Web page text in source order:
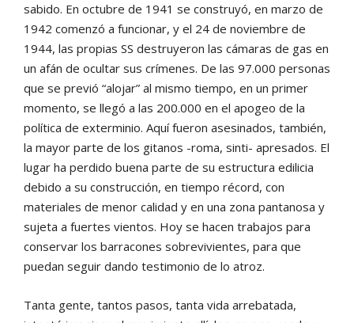
sabido. En octubre de 1941 se construyó, en marzo de
1942 comenzó a funcionar, y el 24 de noviembre de
1944, las propias SS destruyeron las cámaras de gas en
un afán de ocultar sus crímenes. De las 97.000 personas
que se previó “alojar” al mismo tiempo, en un primer
momento, se llegó a las 200.000 en el apogeo de la
política de exterminio. Aquí fueron asesinados, también,
la mayor parte de los gitanos -roma, sinti- apresados. El
lugar ha perdido buena parte de su estructura edilicia
debido a su construcción, en tiempo récord, con
materiales de menor calidad y en una zona pantanosa y
sujeta a fuertes vientos. Hoy se hacen trabajos para
conservar los barracones sobrevivientes, para que
puedan seguir dando testimonio de lo atroz.
Tanta gente, tantos pasos, tanta vida arrebatada,